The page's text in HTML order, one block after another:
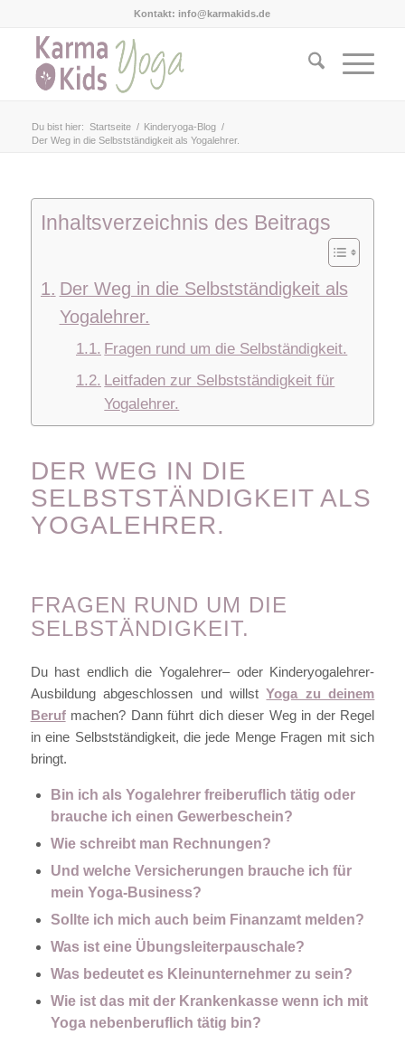
Kontakt: info@karmakids.de
Du bist hier: Startseite / Kinderyoga-Blog /
Der Weg in die Selbstständigkeit als Yogalehrer.
Inhaltsverzeichnis des Beitrags
Der Weg in die Selbstständigkeit als
Yogalehrer.
Fragen rund um die Selbständigkeit.
Leitfaden zur Selbstständigkeit für
Yogalehrer.
DER WEG IN DIE
SELBSTSTÄNDIGKEIT ALS
YOGALEHRER.
FRAGEN RUND UM DIE
SELBSTÄNDIGKEIT.
Du hast endlich die Yogalehrer– oder Kinderyogalehrer-
Ausbildung abgeschlossen und willstYoga zu deinem
Berufmachen? Dann führt dich dieser Weg in der Regel
in eine Selbstständigkeit, die jede Menge Fragen mit sich
bringt.
Bin ich als Yogalehrer freiberuflich tätig oder
brauche ich einen Gewerbeschein?
Wie schreibt man Rechnungen?
Und welche Versicherungen brauche ich für
mein Yoga-Business?
Sollte ich mich auch beim Finanzamt melden?
Was ist eine Übungsleiterpauschale?
Was bedeutet es Kleinunternehmer zu sein?
Wie ist das mit der Krankenkasse wenn ich mit
Yoga nebenberuflich tätig bin?